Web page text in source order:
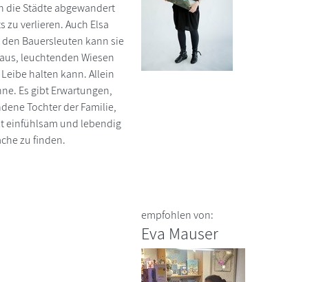
die Städte abgewandert
verlieren. Auch Elsa
Bauersleuten kann sie
leuchtenden Wiesen
halten kann. Allein
Es gibt Erwartungen,
Tochter der Familie,
einfühlsam und lebendig
zu finden.
empfohlen von:
Eva Mauser